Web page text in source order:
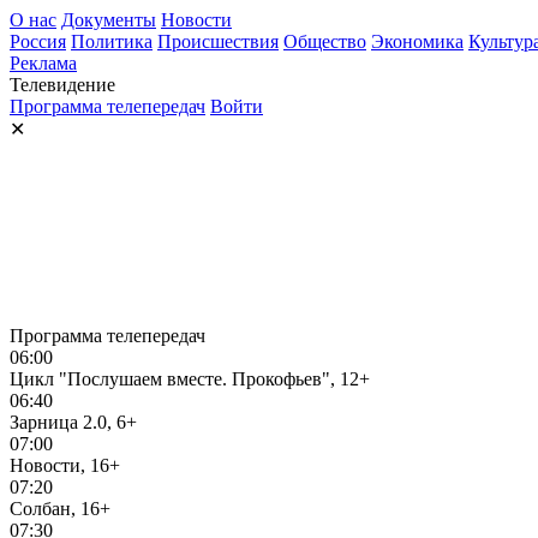
О нас Документы Новости
Россия Политика Происшествия Общество Экономика
Реклама
Телевидение
Программа телепередач Войти
✕
Программа телепередач
06:00
Цикл "Послушаем вместе. Прокофьев", 12+
06:40
Зарница 2.0, 6+
07:00
Новости, 16+
07:20
Солбан, 16+
07:30